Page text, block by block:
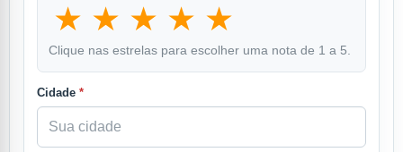
★
★
★
★
★
Clique nas estrelas para escolher uma nota de 1 a 5.
Cidade *